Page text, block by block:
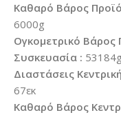
Καθαρό Βάρος
6000g
Ογκομετρικό Βάρος
Συσκευασία : 53184g
Διαστάσεις
67εκ
Καθαρό Βάρος